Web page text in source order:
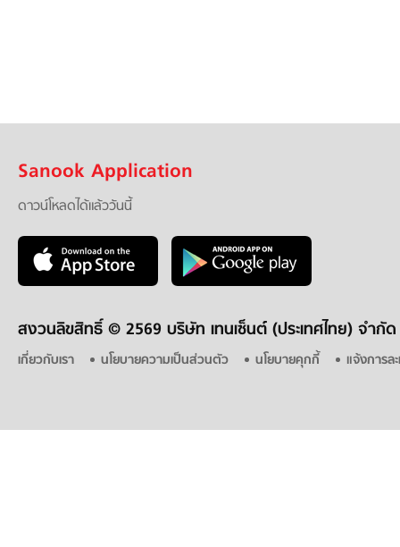
Sanook Application
ดาวน์โหลดได้แล้ววันนี้
สงวนลิขสิทธิ์ © 2569 บริษัท เทนเซ็นต์ (ประเทศไทย) จำกัด
เกี่ยวกับเรา นโยบายความเป็นส่วนตัว นโยบายคุกกี้ แจ้งการล